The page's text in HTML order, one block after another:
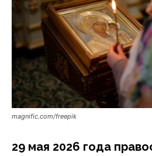
magnific.com/freepik
29 мая 2026 года